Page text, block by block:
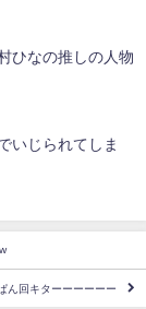
ひなの推しの人物
いじられてしま
ん回キターーーーーー